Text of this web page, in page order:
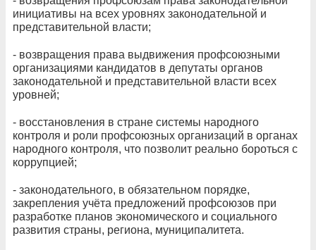
инициативы на всех уровнях законодательной и
представительной власти;
- возвращения права выдвижения профсоюзными
организациями кандидатов в депутаты органов
законодательной и представительной власти всех
уровней;
- восстановления в стране системы народного
контроля и роли профсоюзных организаций в органах
народного контроля, что позволит реально бороться с
коррупцией;
- законодательного, в обязательном порядке,
закрепления учёта предложений профсоюзов при
разработке планов экономического и социального
развития страны, региона, муниципалитета.